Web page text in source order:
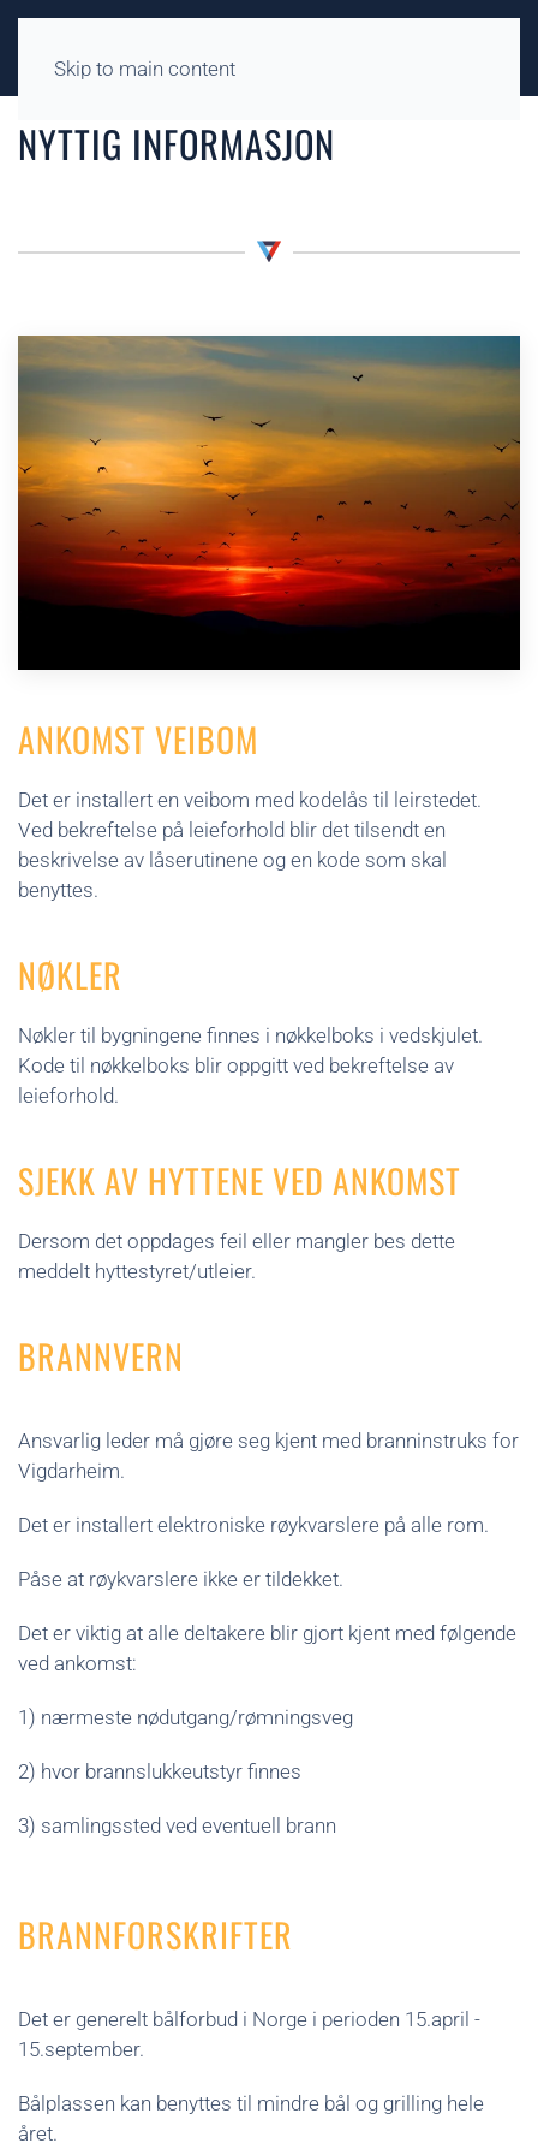
Skip to main content
NYTTIG INFORMASJON
ANKOMST VEIBOM
Det er installert en veibom med kodelås til leirstedet.
Ved bekreftelse på leieforhold blir det tilsendt en
beskrivelse av låserutinene og en kode som skal
benyttes.
NØKLER
Nøkler til bygningene finnes i nøkkelboks i vedskjulet.
Kode til nøkkelboks blir oppgitt ved bekreftelse av
leieforhold.
SJEKK AV HYTTENE VED ANKOMST
Dersom det oppdages feil eller mangler bes dette
meddelt hyttestyret/utleier.
BRANNVERN
Ansvarlig leder må gjøre seg kjent med branninstruks for
Vigdarheim.
Det er installert elektroniske røykvarslere på alle rom.
Påse at røykvarslere ikke er tildekket.
Det er viktig at alle deltakere blir gjort kjent med følgende
ved ankomst:
1) nærmeste nødutgang/rømningsveg
2) hvor brannslukkeutstyr finnes
3) samlingssted ved eventuell brann
BRANNFORSKRIFTER
Det er generelt bålforbud i Norge i perioden 15.april -
15.september.
Bålplassen kan benyttes til mindre bål og grilling hele
året.